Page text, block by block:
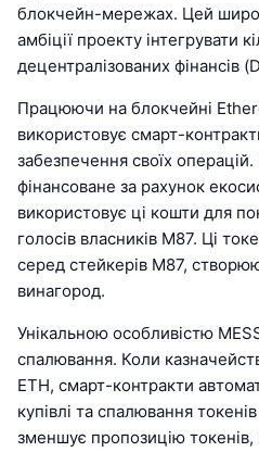
блокчейн-мережах. Цей
амбіції проекту інтегрувати
децентралізованих фінансів
Працюючи на блокчейні
використовує смарт-
забезпечення своїх
фінансоване за рахунок
використовує ці кошти для
голосів власників M87. Ці
серед стейкерів M87,
винагород.
Унікальною особливістю
спалювання. Коли
ETH, смарт-контракти
купівлі та спалювання
зменшує пропозицію